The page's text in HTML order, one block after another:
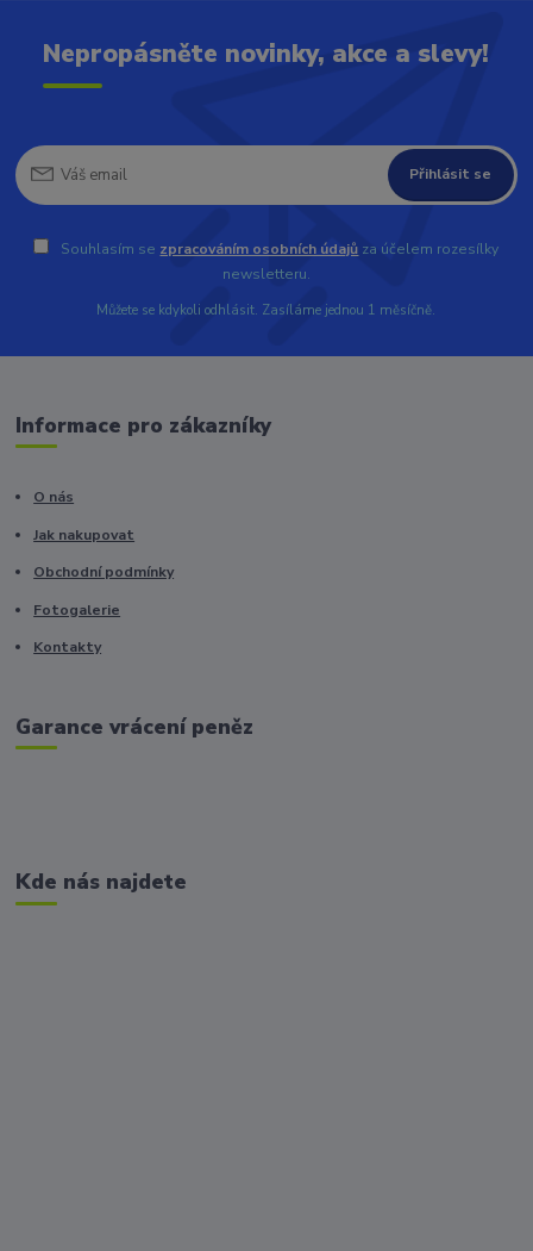
Nepropásněte novinky, akce a slevy!
Přihlásit se
Souhlasím se zpracováním osobních údajů za účelem rozesílky
newsletteru.
Můžete se kdykoli odhlásit. Zasíláme jednou 1 měsíčně.
Informace pro zákazníky
O nás
Jak nakupovat
Obchodní podmínky
Fotogalerie
Kontakty
Garance vrácení peněz
Kde nás najdete